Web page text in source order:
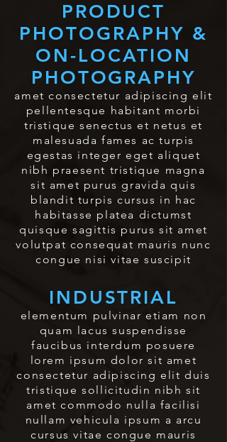
PRODUCT
PHOTOGRAPHY &
ON-LOCATION
PHOTOGRAPHY
amet consectetur adipiscing elit
pellentesque habitant morbi
tristique senectus et netus et
malesuada fames ac turpis
egestas integer eget aliquet
nibh praesent tristique magna
sit amet purus gravida quis
blandit turpis cursus in hac
habitasse platea dictumst
quisque sagittis purus sit amet
volutpat consequat mauris nunc
congue nisi vitae suscipit
INDUSTRIAL
elementum pulvinar etiam non
quam lacus suspendisse
faucibus interdum posuere
lorem ipsum dolor sit amet
consectetur adipiscing elit duis
tristique sollicitudin nibh sit
amet commodo nulla facilisi
nullam vehicula ipsum a arcu
cursus vitae congue mauris